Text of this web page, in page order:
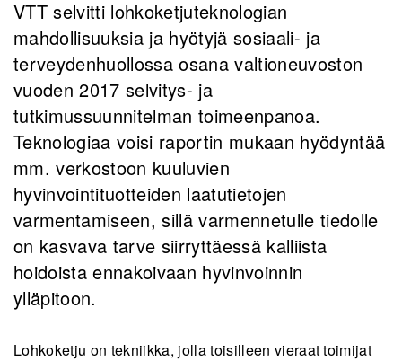
VTT selvitti lohkoketjuteknologian
mahdollisuuksia ja hyötyjä sosiaali- ja
terveydenhuollossa osana valtioneuvoston
vuoden 2017 selvitys- ja
tutkimussuunnitelman toimeenpanoa.
Teknologiaa voisi raportin mukaan hyödyntää
mm. verkostoon kuuluvien
hyvinvointituotteiden laatutietojen
varmentamiseen, sillä varmennetulle tiedolle
on kasvava tarve siirryttäessä kalliista
hoidoista ennakoivaan hyvinvoinnin
ylläpitoon.
Lohkoketju on tekniikka, jolla toisilleen vieraat toimijat